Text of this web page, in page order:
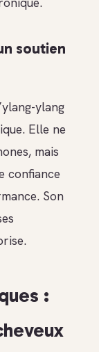
soutien
ylang
Elle ne
mais
confiance
Son
: